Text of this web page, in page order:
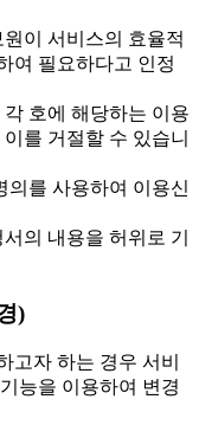
이 서비스의 효율적
여 필요하다고 인정
호에 해당하는 이용
를 거절할 수 있습니
의를 사용하여 이용신
의 내용을 허위로 기
)
고자 하는 경우 서비
능을 이용하여 변경